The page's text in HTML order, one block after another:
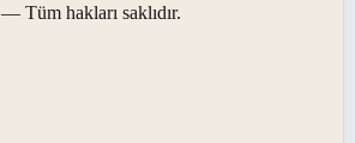
— Tüm hakları saklıdır.